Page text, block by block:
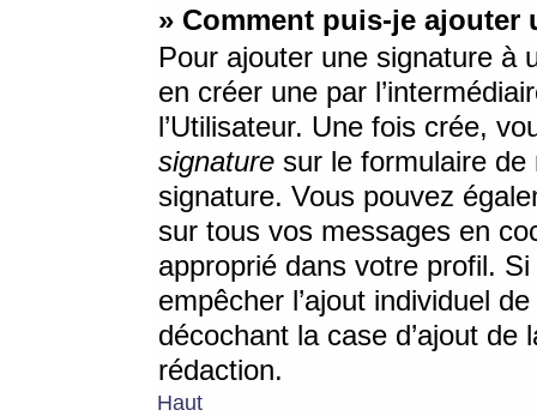
» Comment puis-je ajouter
Pour ajouter une signature à
en créer une par
l’Utilisateur. Une fois crée,
signature sur le formulaire de
signature. Vous pouvez
sur tous vos messages en
approprié dans votre profil.
empêcher l’ajout individuel
décochant la case d’ajout
rédaction.
Haut